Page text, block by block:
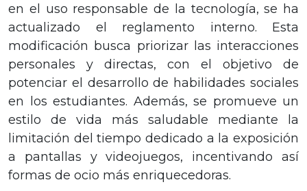
en el uso responsable de la tecnología, se ha
actualizado el reglamento interno. Esta
modificación busca priorizar las interacciones
personales y directas, con el objetivo de
potenciar el desarrollo de habilidades sociales
en los estudiantes. Además, se promueve un
estilo de vida más saludable mediante la
limitación del tiempo dedicado a la exposición
a pantallas y videojuegos, incentivando así
formas de ocio más enriquecedoras.